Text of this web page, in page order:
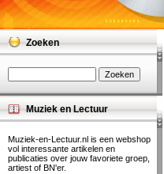
Zoeken
Muziek en Lectuur
Muziek-en-Lectuur.nl is een webshop
vol interessante artikelen en
publicaties over jouw favoriete groep,
artiest of BN'er.